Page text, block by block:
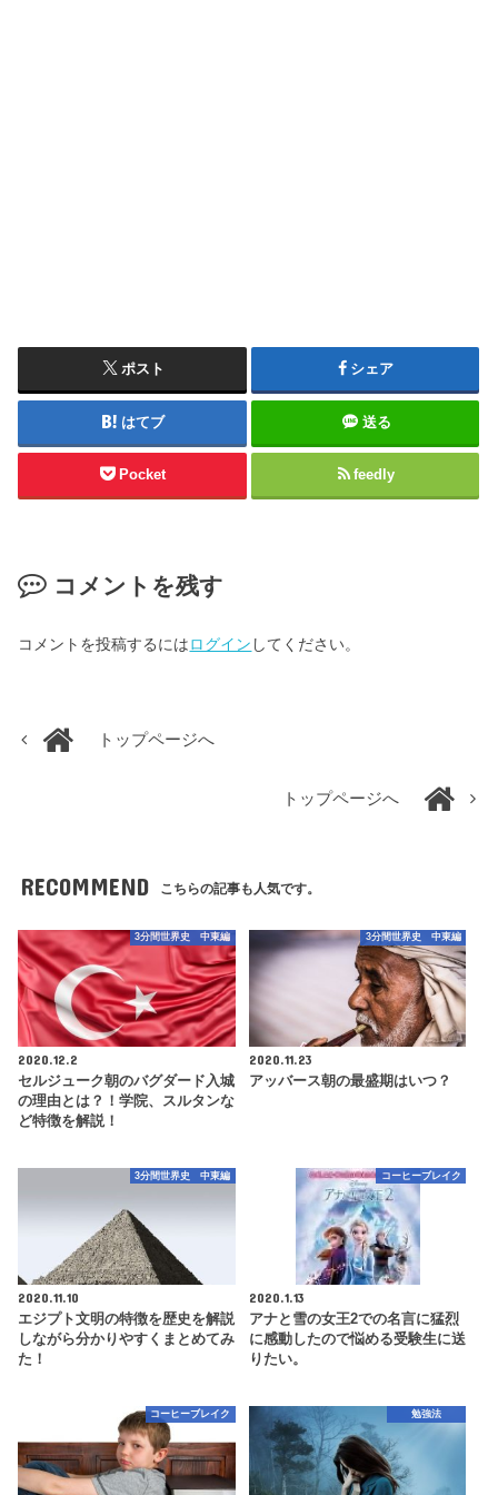
ポスト シェア
はてブ 送る
Pocket feedly
コメントを残す
コメントを投稿するにはログイン してください。
トップページへ
トップページへ
RECOMMEND こちらの記事も人気です。
3分間世界史 中東編
2020.12.2
セルジューク朝のバグダード入城
の理由とは？！学院、スルタンな
ど特徴を解説！
3分間世界史 中東編
2020.11.23
アッバース朝の最盛期はいつ？
3分間世界史 中東編
2020.11.10
エジプト文明の特徴を歴史を解説
しながら分かりやすくまとめてみ
た！
コーヒーブレイク
2020.1.13
アナと雪の女王2での名言に猛烈
に感動したので悩める受験生に送
りたい。
コーヒーブレイク 勉強法